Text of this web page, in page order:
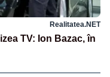
Realitatea.NET
TV: Ion Bazac, în